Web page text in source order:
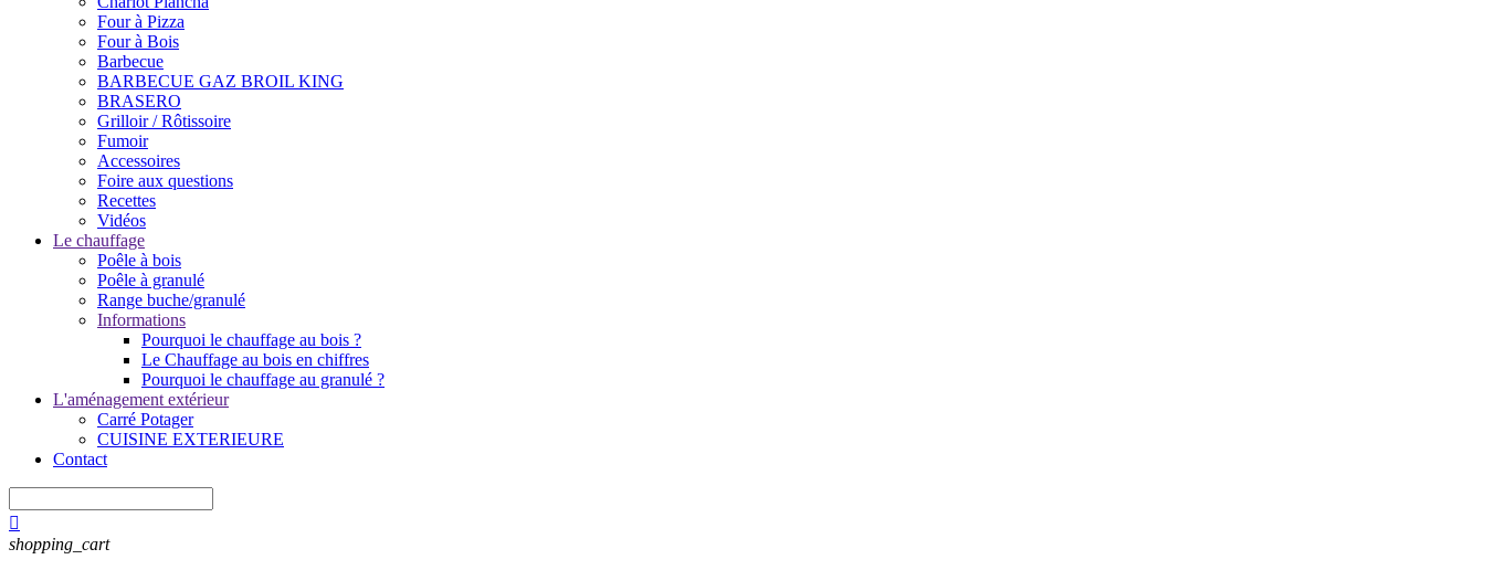
Four à Pizza
Four à Bois
Barbecue
BARBECUE GAZ BROIL KING
BRASERO
Grilloir / Rôtissoire
Fumoir
Accessoires
Foire aux questions
Recettes
Vidéos
Le chauffage
Poêle à bois
Poêle à granulé
Range buche/granulé
Informations
Pourquoi le chauffage au bois ?
Le Chauffage au bois en chiffres
Pourquoi le chauffage au granulé ?
L'aménagement extérieur
Carré Potager
CUISINE EXTERIEURE
Contact

shopping_cart